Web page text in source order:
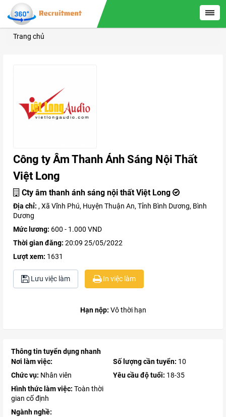
Trang chủ
Công ty Âm Thanh Ánh Sáng Nội Thất
Việt Long
Cty âm thanh ánh sáng nội thất Việt Long
Địa chỉ: , Xã Vĩnh Phú, Huyện Thuận An, Tỉnh Bình Dương, Bình
Dương
Mức lương: 600 - 1.000 VND
Thời gian đăng: 20:09 25/05/2022
Lượt xem: 1631
Lưu việc làm In việc làm
Hạn nộp: Vô thời hạn
Thông tin tuyển dụng nhanh
Nơi làm việc:
Chức vụ: Nhân viên
Hình thức làm việc: Toàn thời
gian cố định
Số lượng cần tuyển: 10
Yêu cầu độ tuổi: 18-35
Ngành nghề: